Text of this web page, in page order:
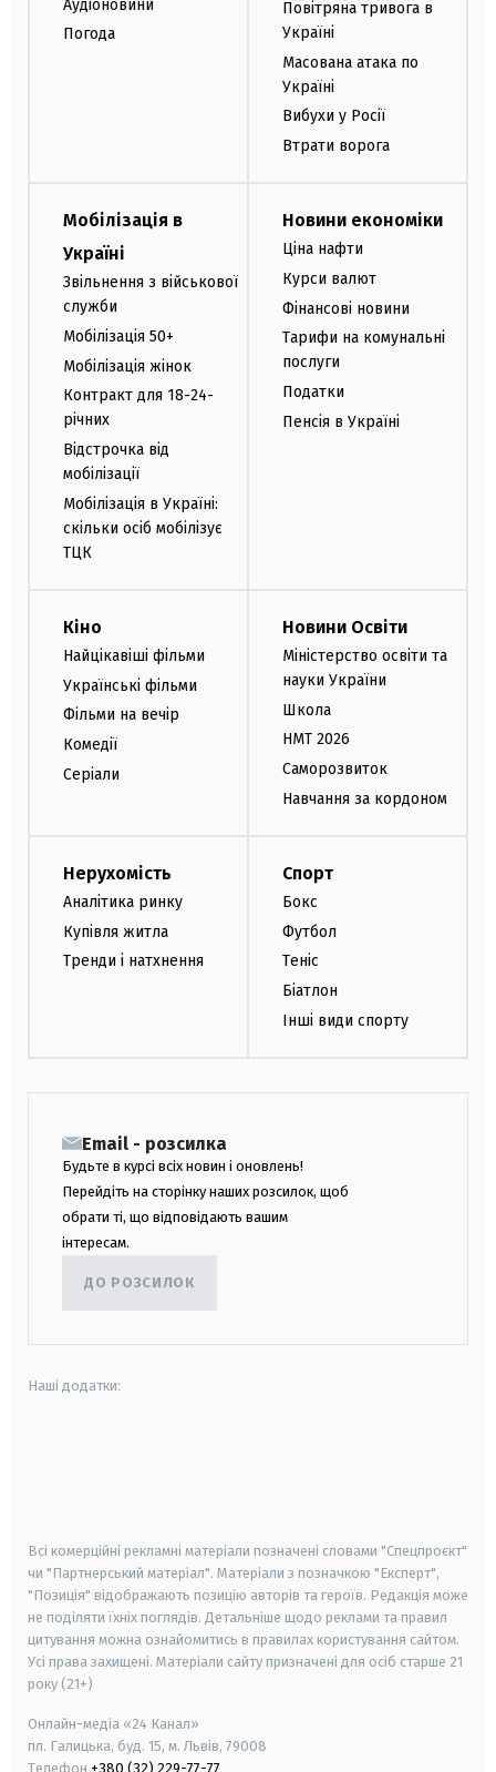
Аудіоновини
Погода
Повітряна тривога в
Україні
Масована атака по
Україні
Вибухи у Росії
Втрати ворога
Мобілізація в
Україні
Звільнення з військової
служби
Мобілізація 50+
Мобілізація жінок
Контракт для 18-24-
річних
Відстрочка від
мобілізації
Мобілізація в Україні:
скільки осіб мобілізує
ТЦК
Новини економіки
Ціна нафти
Курси валют
Фінансові новини
Тарифи на комунальні
послуги
Податки
Пенсія в Україні
Кіно
Найцікавіші фільми
Українські фільми
Фільми на вечір
Комедії
Серіали
Новини Освіти
Міністерство освіти та
науки України
Школа
НМТ 2026
Саморозвиток
Навчання за кордоном
Нерухомість
Аналітика ринку
Купівля житла
Тренди і натхнення
Спорт
Бокс
Футбол
Теніс
Біатлон
Інші види спорту
Email - розсилка
Будьте в курсі всіх новин і оновлень!
Перейдіть на сторінку наших розсилок, щоб
обрати ті, що відповідають вашим
інтересам.
ДО РОЗСИЛОК
Наші додатки:
Всі комерційні рекламні матеріали позначені словами "Спецпроєкт"
чи "Партнерський матеріал". Матеріали з позначкою "Експерт",
"Позиція" відображають позицію авторів та героїв. Редакція може
не поділяти їхніх поглядів. Детальніше щодо реклами та правил
цитування можна ознайомитись в правилах користування сайтом.
Усі права захищені. Матеріали сайту призначені для осіб старше 21
року (21+)
Онлайн-медіа «24 Канал»
пл. Галицька, буд. 15, м. Львів, 79008
Телефон +380 (32) 229-77-77